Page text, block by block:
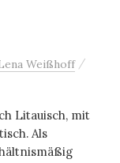
Weißhoff /
Litauisch, mit
Als